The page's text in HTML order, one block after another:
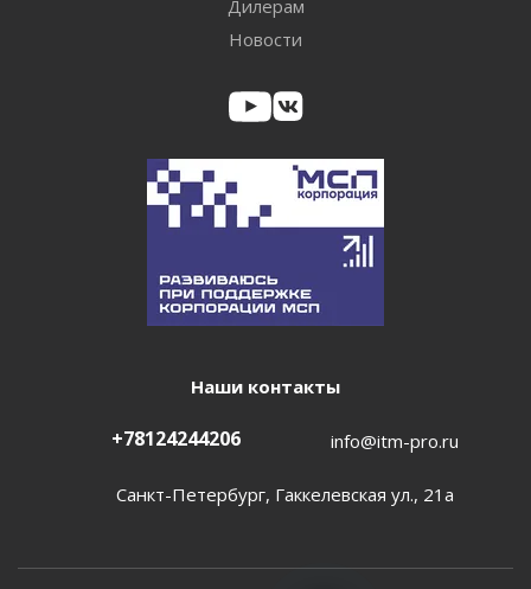
Дилерам
Новости
Наши контакты
+78124244206 info@itm-pro.ru
Санкт-Петербург, Гаккелевская ул., 21а